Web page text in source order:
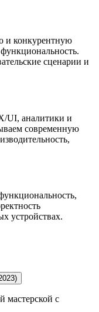
и конкурентную
сценарии и
UI, аналитики и
современную
устройствах.
мастерской с